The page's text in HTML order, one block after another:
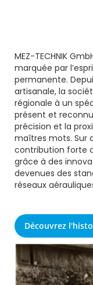
MEZ-TECHNIK
marquée par
permanente.
artisanale, la
régionale à un
présent et
précision et la
maîtres mots. Sur
contribution forte
grâce à des
devenues des
réseaux
Découvrez